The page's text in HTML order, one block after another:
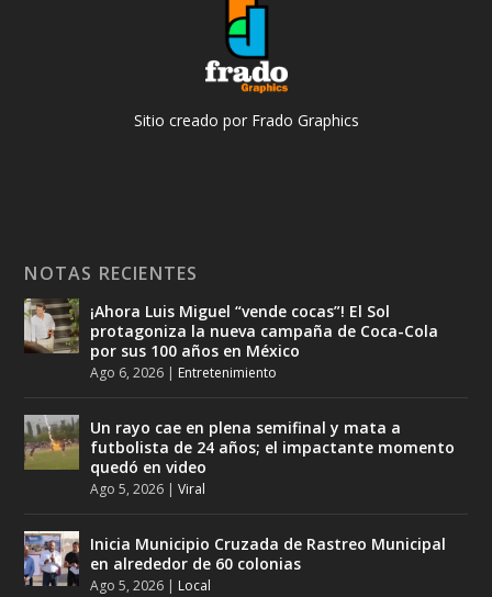
Sitio creado por Frado Graphics
NOTAS RECIENTES
¡Ahora Luis Miguel “vende cocas”! El Sol
protagoniza la nueva campaña de Coca-Cola
por sus 100 años en México
Ago 6, 2026 | Entretenimiento
Un rayo cae en plena semifinal y mata a
futbolista de 24 años; el impactante momento
quedó en video
Ago 5, 2026 |Viral
Inicia Municipio Cruzada de Rastreo Municipal
en alrededor de 60 colonias
Ago 5, 2026 | Local